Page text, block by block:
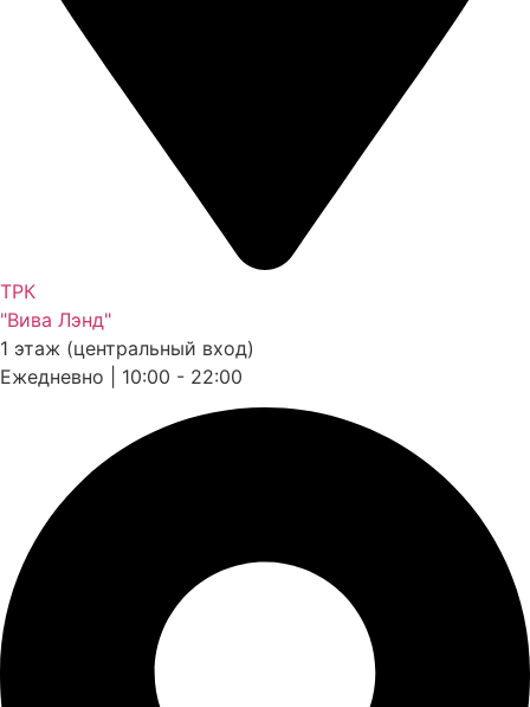
ТРК
"Вива Лэнд"
1 этаж (центральный вход)
Ежедневно | 10:00 - 22:00